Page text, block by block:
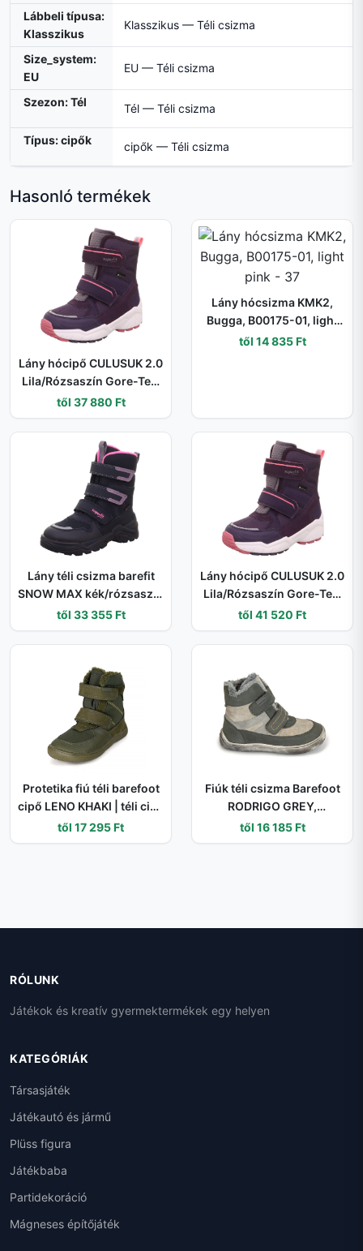
Lábbeli típusa:
Klasszikus
Klasszikus — Téli csizma
Size_system:
EU
EU — Téli csizma
Szezon: Tél Tél — Téli csizma
Típus: cipők cipők — Téli csizma
Hasonló termékek
Lány hócipő CULUSUK 2.0
Lila/Rózsaszín Gore-Tex,
Superfit , 1-009173-8500
- 33
től 37 880 Ft
Lány hócsizma KMK2,
Bugga, B00175-01, light
pink - 37
től 14 835 Ft
Lány téli csizma barefit
SNOW MAX kék/rózsaszín
Gore-Tex, Superfit , 1-
002023-8020 - 32
től 33 355 Ft
Lány hócipő CULUSUK 2.0
Lila/Rózsaszín Gore-Tex,
Superfit , 1-009173-8500
- 38
től 41 520 Ft
Protetika fiú téli barefoot
cipő LENO KHAKI | téli cipő
tépőzárral és PRO-tex
membránnal | zöld
től 17 295 Ft
Fiúk téli csizma Barefoot
RODRIGO GREY,
Protestánsok, szürke - 22
től 16 185 Ft
RÓLUNK
Játékok és kreatív gyermektermékek egy helyen
KATEGÓRIÁK
Társasjáték
Játékautó és jármű
Plüss figura
Játékbaba
Partidekoráció
Mágneses építőjáték